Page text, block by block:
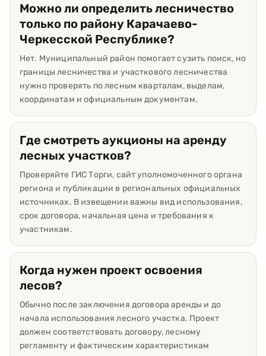
Можно ли определить лесничество
только по району Карачаево-
Черкесской Республике?
Нет. Муниципальный район помогает сузить поиск, но
границы лесничества и участкового лесничества
нужно проверять по лесным кварталам, выделам,
координатам и официальным документам.
Где смотреть аукционы на аренду
лесных участков?
Проверяйте ГИС Торги, сайт уполномоченного органа
региона и публикации в региональных официальных
источниках. В извещении важны вид использования,
срок договора, начальная цена и требования к
участникам.
Когда нужен проект освоения
лесов?
Обычно после заключения договора аренды и до
начала использования лесного участка. Проект
должен соответствовать договору, лесному
регламенту и фактическим характеристикам